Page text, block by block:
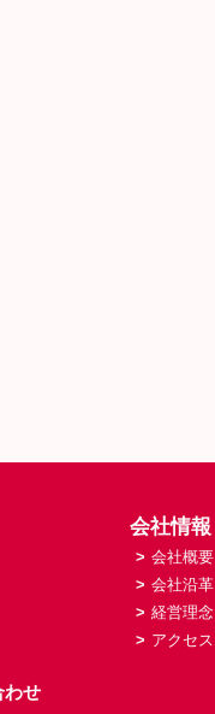
会社情報
> 会社概要
> 会社沿革
> 経営理念
> アクセス
わせ